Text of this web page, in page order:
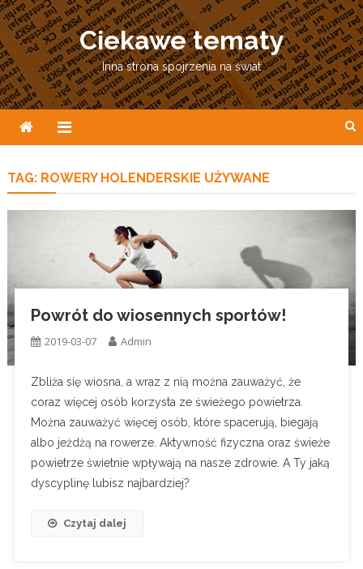
Skip
to
content
Ciekawe tematy
Inna strona spojrzenia na świat
TAG: ROWERY HOLENDERSKIE UŻYWANE
Powrót do wiosennych sportów!
2019-03-07 Admin
Zbliża się wiosna, a wraz z nią można zauważyć, że
coraz więcej osób korzysta ze świeżego powietrza.
Można zauważyć więcej osób, które spacerują, biegają
albo jeżdżą na rowerze. Aktywność fizyczna oraz świeże
powietrze świetnie wpływają na nasze zdrowie. A Ty jaką
dyscyplinę lubisz najbardziej?
Czytaj dalej